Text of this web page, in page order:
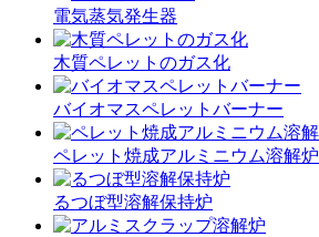
電気蒸気発生器
木質ペレットのガス化
バイオマスペレットバーナー
ペレット焼成アルミニウム溶解炉
るつぼ型溶解保持炉